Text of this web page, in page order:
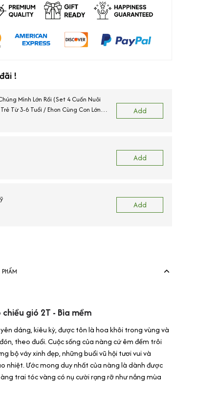
!
Mình Lớn Rồi (Set 4 Cuốn Nuôi
Từ 3-6 Tuổi / Ehon Cùng Con Lớn
Add
Add
Add
gió 2T - Bìa mềm
dáng, kiêu kỳ, được tôn là hoa khôi trong vùng và
theo đuổi. Cuộc sống của nàng cứ êm đềm trôi
bộ váy xinh đẹp, những buổi vũ hội tươi vui và
nhiệt. Ước mong duy nhất của nàng là dành được
trai tóc vàng có nụ cười rạng rỡ như nắng mùa